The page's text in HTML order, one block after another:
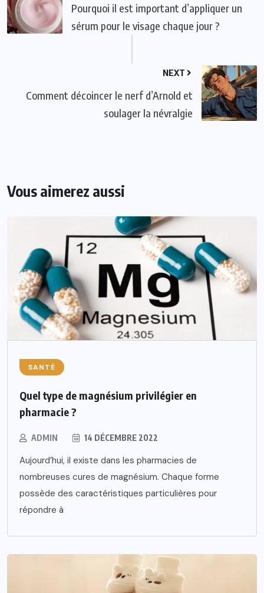
Pourquoi il est important d’appliquer un
sérum pour le visage chaque jour ?
NEXT
Comment décoincer le nerf d’Arnold et
soulager la névralgie
Vous aimerez aussi
SANTÉ
Quel type de magnésium privilégier en
pharmacie ?
ADMIN 14 DÉCEMBRE 2022
Aujourd’hui, il existe dans les pharmacies de
nombreuses cures de magnésium. Chaque forme
possède des caractéristiques particulières pour
répondre à